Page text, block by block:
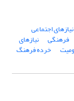
نیازهای اجتماعی
فرهنگی نیازهای
خرده فرهنگ